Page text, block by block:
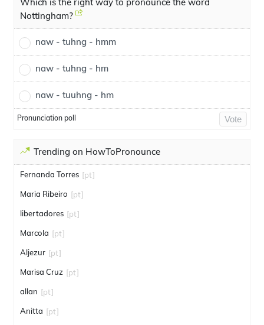
Nottingham?
naw - tuhng - hmm
naw - tuhng - hm
naw - tuuhng - hm
Pronunciation poll Vote
Trending on HowToPronounce
Fernanda Torres [pt]
Maria Ribeiro [pt]
libertadores [pt]
Marcola [pt]
Aljezur [pt]
Marisa Cruz [pt]
allan [pt]
Anitta [pt]